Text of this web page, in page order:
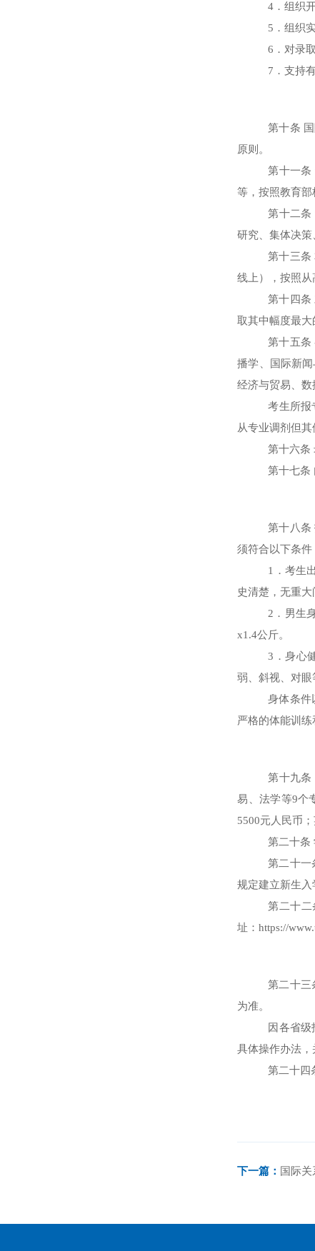
4 ．组织
5 ．组织
6 ．对录
7 ．支持
第十条
原则。
第十一条
等，按照教育部
第十二条
研究、集体决策
第十三条
线上），按照从
第十四条
取其中幅度最
第十五条
播学、国际新
经济与贸易、
考生所报
从专业调剂但
第十六条
第十七条
第十八条
须符合以下条件
1
．考生
史清楚，无重大
2 ．男生
x1.4公斤。
3 ．身心
弱、斜视、对眼
身体条件
严格的体能训
第十九条
易、法学等9个
5500元人民币
第二十条
第二十一
规定建立新生入
第二十
址：https://
第二十三
为准。
因各省
具体操作办法，
第二十四
下一篇： 国际